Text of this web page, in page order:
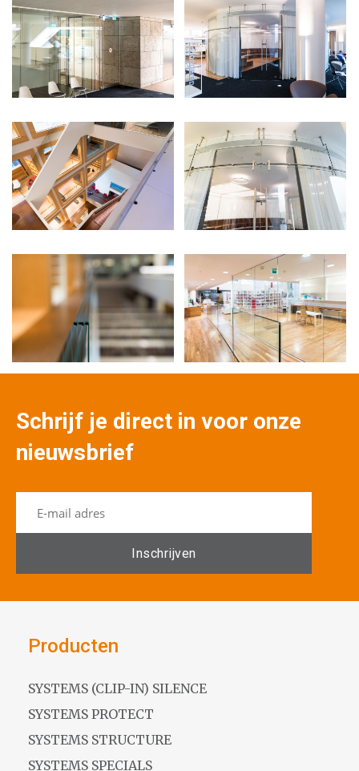
Schrijf je direct in voor onze
nieuwsbrief
Producten
SYSTEMS (CLIP-IN) SILENCE
SYSTEMS PROTECT
SYSTEMS STRUCTURE
SYSTEMS SPECIALS